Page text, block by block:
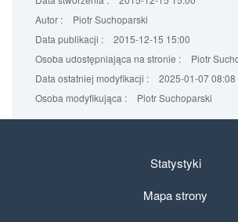
Autor :
Piotr Suchoparski
Data publikacji :
2015-12-15 15:00
Osoba udostępniająca na stronie :
Piotr
Data ostatniej modyfikacji :
2025-01-07 08:08
Osoba modyfikująca :
Piotr Suchoparski
Statystyki
Mapa strony